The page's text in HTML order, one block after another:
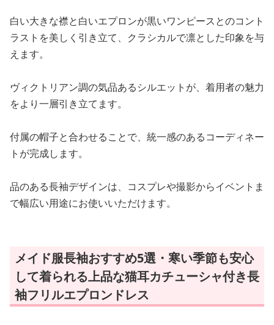
白い大きな襟と白いエプロンが黒いワンピースとのコント
ラストを美しく引き立て、クラシカルで凛とした印象を与
えます。
ヴィクトリアン調の気品あるシルエットが、着用者の魅力
をより一層引き立てます。
付属の帽子と合わせることで、統一感のあるコーディネー
トが完成します。
品のある長袖デザインは、コスプレや撮影からイベントま
で幅広い用途にお使いいただけます。
メイド服長袖おすすめ5選・寒い季節も安心
して着られる上品な猫耳カチューシャ付き長
袖フリルエプロンドレス